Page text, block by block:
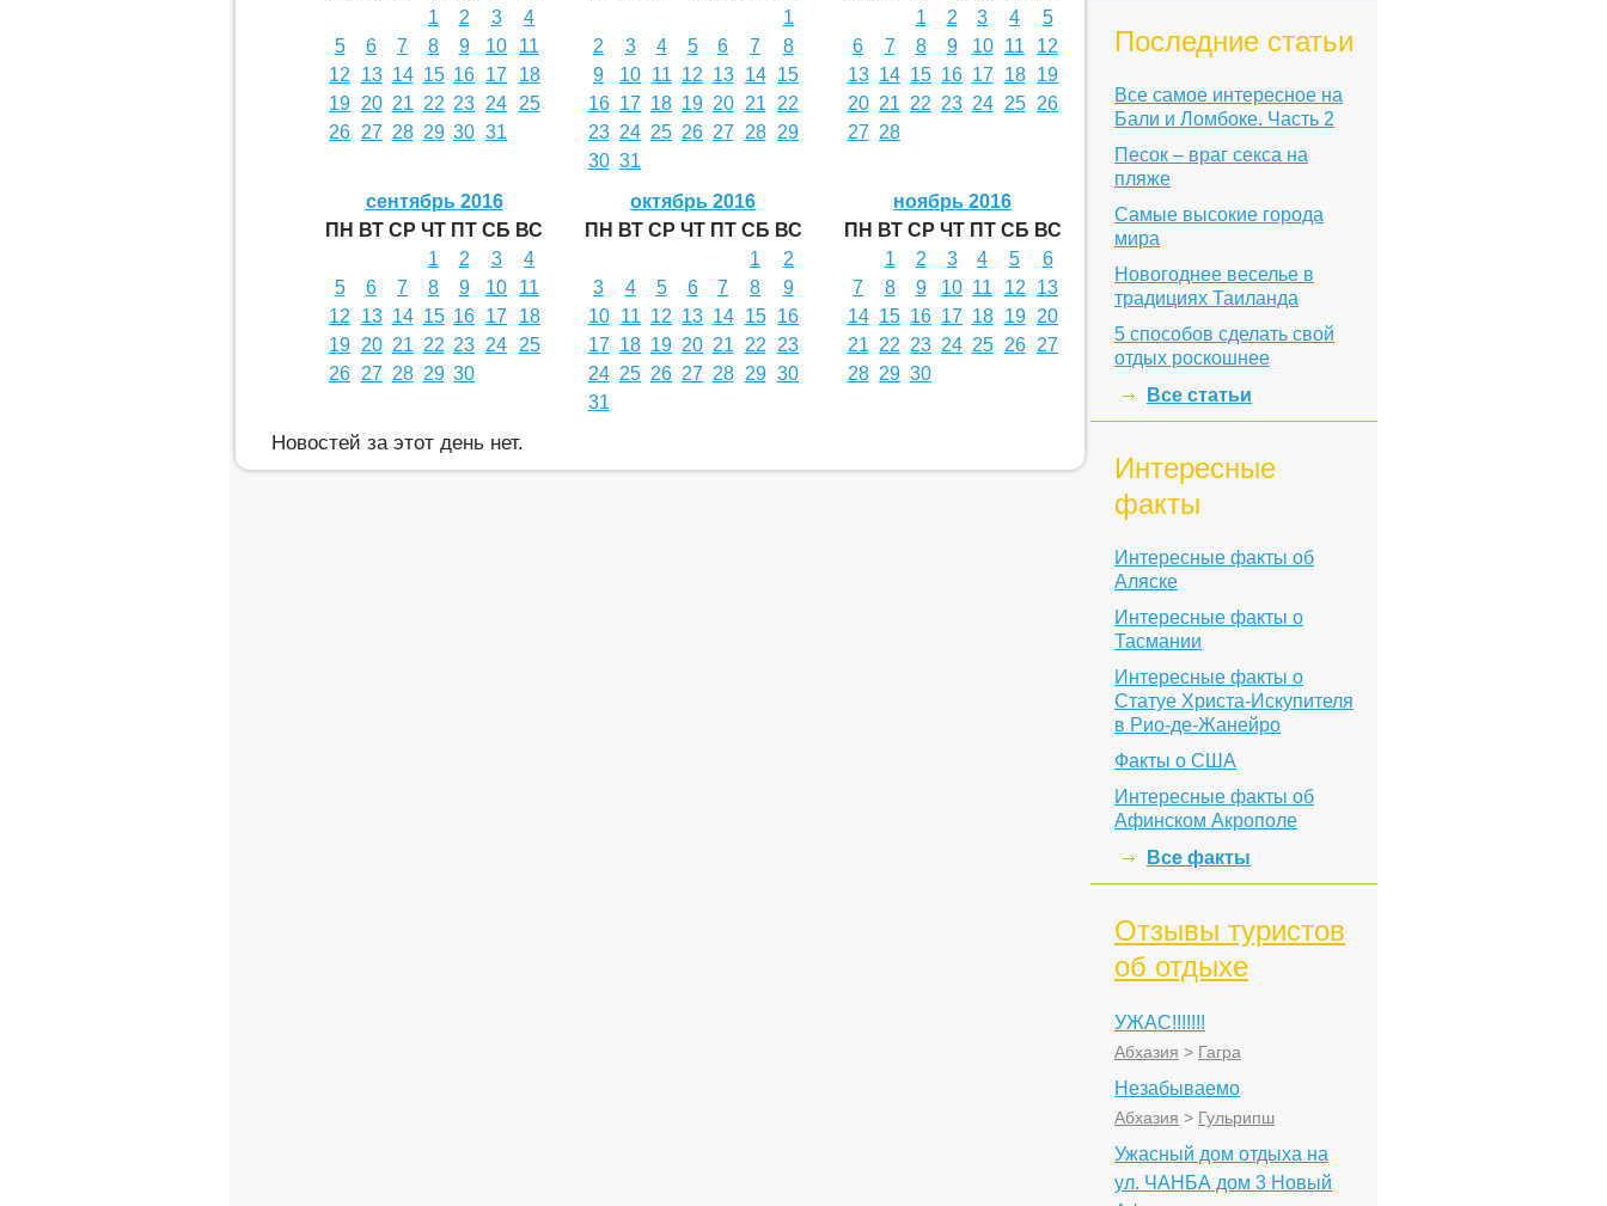
1
2 3
4
5
6 7 8 9 10
11
12
13 14 15 16 17
18
19 20 21 22 23 24
25
26 27 28 29 30 31
1
2
3 4 5 6 7
8
9
10 11 12 13 14
15
16 17 18 19 20 21
22
23 24 25 26 27 28
29
30 31
1
2 3 4
5
6
7 8 9 10 11
12
13 14 15 16 17 18
19
20 21 22 23 24 25
26
27 28
сентябрь 2016
ПН ВТ СР ЧТ ПТ СБ ВС
1
2 3
4
5
6 7 8 9 10
11
12
13 14 15 16 17
18
19 20 21 22 23 24
25
26 27 28 29 30
октябрь 2016
ПН ВТ СР ЧТ ПТ СБ ВС
1
2
3
4 5 6 7 8
9
10
11 12 13 14 15
16
17 18 19 20 21 22
23
24 25 26 27 28 29 30
31
ноябрь 2016
ПН ВТ СР ЧТ ПТ СБ ВС
1
2 3 4 5
6
7
8 9 10 11 12
13
14 15 16 17 18 19
20
21 22 23 24 25 26
27
28 29 30
Новостей за этот день нет.
Последние статьи
Все самое интересное на
Бали и Ломбоке. Часть 2
Песок – враг секса на
пляже
Самые высокие города
мира
Новогоднее веселье в
традициях Таиланда
5 способов сделать свой
отдых роскошнее
Все статьи
Интересные
факты
Интересные факты об
Аляске
Интересные факты о
Тасмании
Интересные факты о
Статуе Христа-Искупителя
в Рио-де-Жанейро
Факты о США
Интересные факты об
Афинском Акрополе
Все факты
Отзывы туристов
об отдыхе
УЖАС!!!!!!!
Абхазия > Гагра
Незабываемо
Абхазия > Гульрипш
Ужасный дом отдыха на
ул. ЧАНБА дом 3 Новый